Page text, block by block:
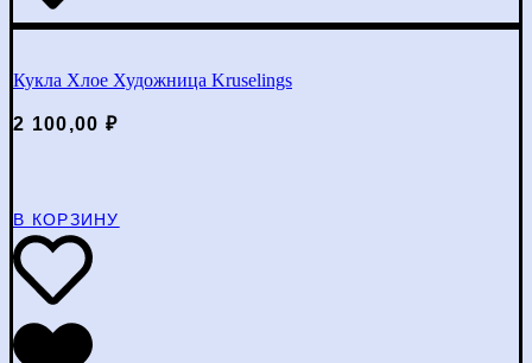
Кукла Хлое Художница Kruselings
2 100,00 ₽
В КОРЗИНУ